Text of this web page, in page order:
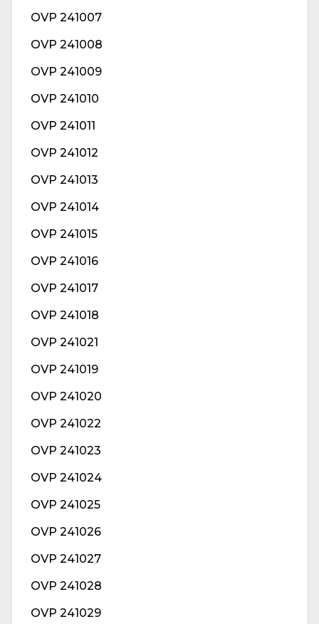
OVP 241007
OVP 241008
OVP 241009
OVP 241010
OVP 241011
OVP 241012
OVP 241013
OVP 241014
OVP 241015
OVP 241016
OVP 241017
OVP 241018
OVP 241021
OVP 241019
OVP 241020
OVP 241022
OVP 241023
OVP 241024
OVP 241025
OVP 241026
OVP 241027
OVP 241028
OVP 241029